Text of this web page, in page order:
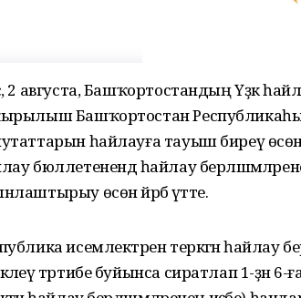
2 августа, Башҡортостандың Үҙәк
Башҡортостан
һайлауға тауыш биреү
бюллетенендә һайлау
өсөн йәрәбә үтте.
исемлектәрен теркәгән һайлау
тәртибе буйынса сиратлап 1-ҙән